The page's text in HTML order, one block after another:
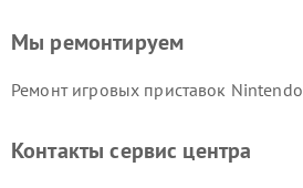
Мы ремонтируем
Ремонт игровых приставок Nintendo
Контакты сервис центра